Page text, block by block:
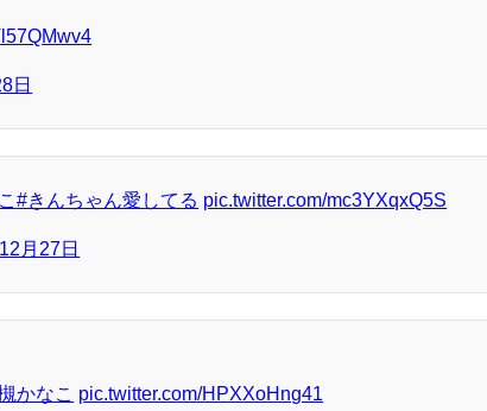
日
#きんちゃん愛してる pic.twitter.com/mc3YXqxQ5S
月27日
かなこ pic.twitter.com/HPXXoHng41